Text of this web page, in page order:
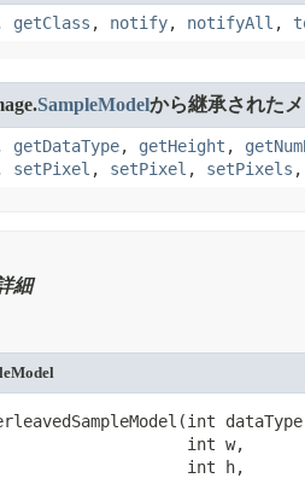
getClass , notify, notifyAll ,
SampleModelから継承された
getDataType, getHeight ,
setPixel , setPixel , setPixels ,
細
int w,
int h,